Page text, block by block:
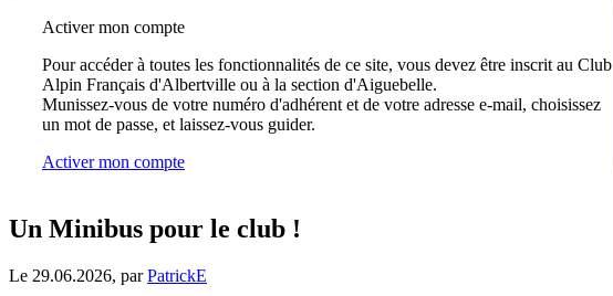
Activer mon compte
Pour accéder à toutes les fonctionnalités de ce site, vous devez être inscrit au Club
Alpin Français d'Albertville ou à la section d'Aiguebelle.
Munissez-vous de votre numéro d'adhérent et de votre adresse e-mail, choisissez
un mot de passe, et laissez-vous guider.
Activer mon compte
Un Minibus pour le club !
Le 29.06.2026, parPatrickE